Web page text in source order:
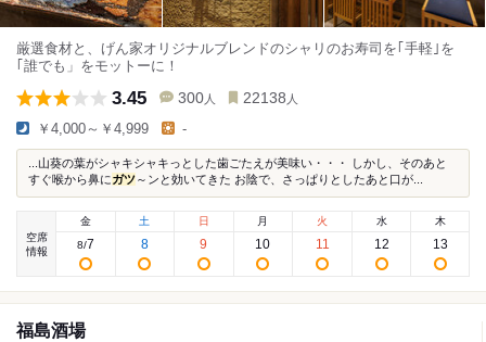
厳選食材と、げん家オリジナルブレンドのシャリのお寿司を｢手軽｣を
｢誰でも」をモットーに！
3.45 300 人 22138 人
￥4,000～￥4,999 -
...山葵の葉がシャキシャキっとした歯ごたえが美味い・・・ しかし、そのあと
すぐ喉から鼻にガツ～ンと効いてきた お陰で、さっぱりとしたあと口が...
空席
情報
金
8/7
土
8
日
9
月
10
火
11
水
12
木
13
福島酒場